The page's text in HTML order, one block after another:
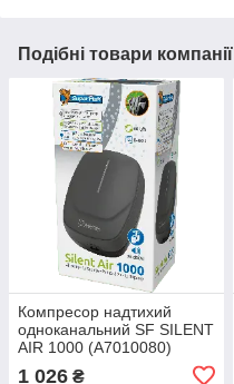
Подібні товари компанії
Компресор надтихий
одноканальний SF SILENT
AIR 1000 (A7010080)
1 026 ₴